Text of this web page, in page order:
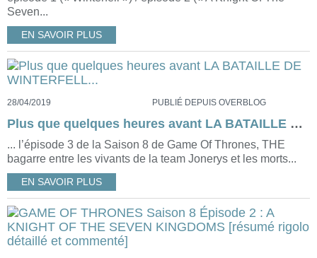
Seven...
EN SAVOIR PLUS
28/04/2019 PUBLIÉ DEPUIS OVERBLOG
Plus que quelques heures avant LA BATAILLE DE WINTERFELL...
... l’épisode 3 de la Saison 8 de Game Of Thrones, THE
bagarre entre les vivants de la team Jonerys et les morts...
EN SAVOIR PLUS